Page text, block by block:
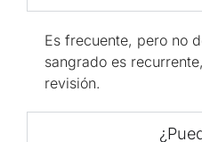
Es frecuente, pero no
sangrado es
revisión.